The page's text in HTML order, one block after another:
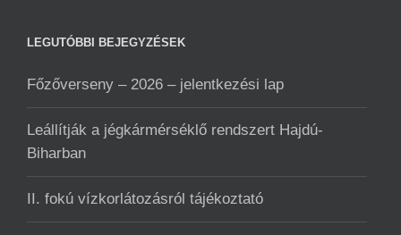
LEGUTÓBBI BEJEGYZÉSEK
Főzőverseny – 2026 – jelentkezési lap
Leállítják a jégkármérséklő rendszert Hajdú-
Biharban
II. fokú vízkorlátozásról tájékoztató